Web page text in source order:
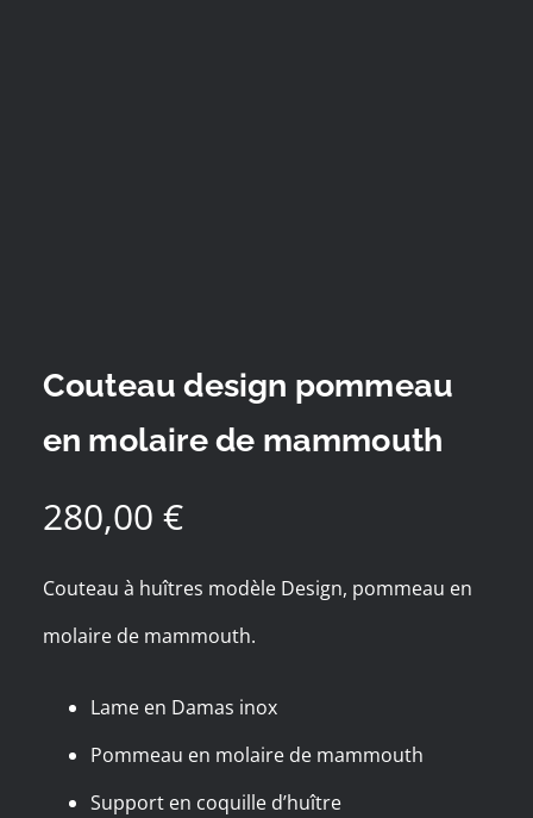
Couteau design pommeau
en molaire de mammouth
280,00 €
Couteau à huîtres modèle Design, pommeau en
molaire de mammouth.
Lame en Damas inox
Pommeau en molaire de mammouth
Support en coquille d’huître